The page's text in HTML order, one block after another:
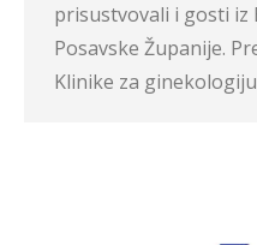
prisustvovali i gosti
Posavske Županije.
Klinike za